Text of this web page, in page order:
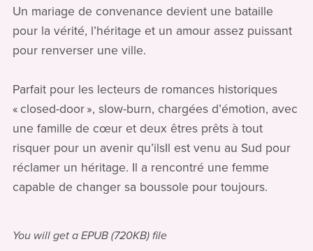
Un mariage de convenance devient une bataille
pour la vérité, l’héritage et un amour assez puissant
pour renverser une ville.
Parfait pour les lecteurs de romances historiques
« closed-door », slow-burn, chargées d’émotion, avec
une famille de cœur et deux êtres prêts à tout
risquer pour un avenir qu’ilsIl est venu au Sud pour
réclamer un héritage. Il a rencontré une femme
capable de changer sa boussole pour toujours.
You will get a EPUB (720KB)file